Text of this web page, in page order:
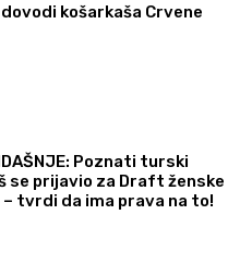
dovodi košarkaša Crvene
Poznati turski
se prijavio za Draft ženske
– tvrdi da ima prava na to!